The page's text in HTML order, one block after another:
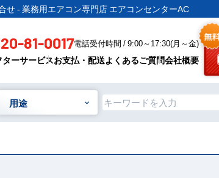
- 業務用エアコン専門店 エアコンセンターAC
81-0017電話受付時間 / 9:00～17:30(月～金)
ターサービスお支払・配送よくあるご質問会社概要
用途